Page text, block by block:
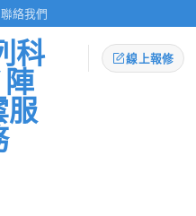
聯絡我們
線上報修